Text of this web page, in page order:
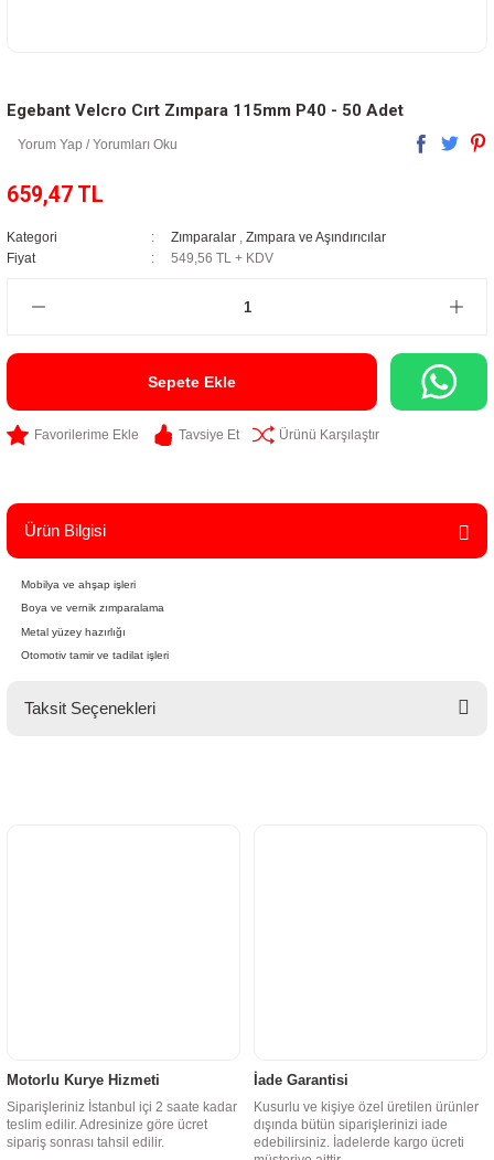
Egebant Velcro Cırt Zımpara 115mm P40 - 50 Adet
Yorum Yap / Yorumları Oku
659,47 TL
Kategori Zımparalar , Zımpara ve Aşındırıcılar
Fiyat
549,56 TL + KDV
Sepete Ekle
Tavsiye Et Ürünü Karşılaştır
Ürün Bilgisi
Mobilya ve ahşap işleri
Boya ve vernik zımparalama
Metal yüzey hazırlığı
Otomotiv tamir ve tadilat işleri
Taksit Seçenekleri
Motorlu Kurye Hizmeti
Siparişleriniz İstanbul içi 2 saate kadar
teslim edilir. Adresinize göre ücret
sipariş sonrası tahsil edilir.
İade Garantisi
Kusurlu ve kişiye özel üretilen ürünler
dışında bütün siparişlerinizi iade
edebilirsiniz. İadelerde kargo ücreti